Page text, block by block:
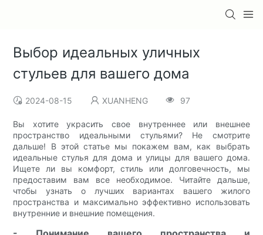
Выбор идеальных уличных
стульев для вашего дома
2024-08-15 XUANHENG 97
Вы хотите украсить свое внутреннее или внешнее
пространство идеальными стульями? Не смотрите
дальше! В этой статье мы покажем вам, как выбрать
идеальные стулья для дома и улицы для вашего дома.
Ищете ли вы комфорт, стиль или долговечность, мы
предоставим вам все необходимое. Читайте дальше,
чтобы узнать о лучших вариантах вашего жилого
пространства и максимально эффективно использовать
внутренние и внешние помещения.